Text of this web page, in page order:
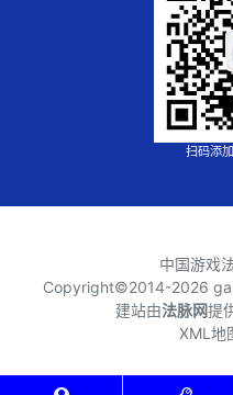
扫码添
中国游戏
Copyright©2014-2026
建站由法脉网提
XML地